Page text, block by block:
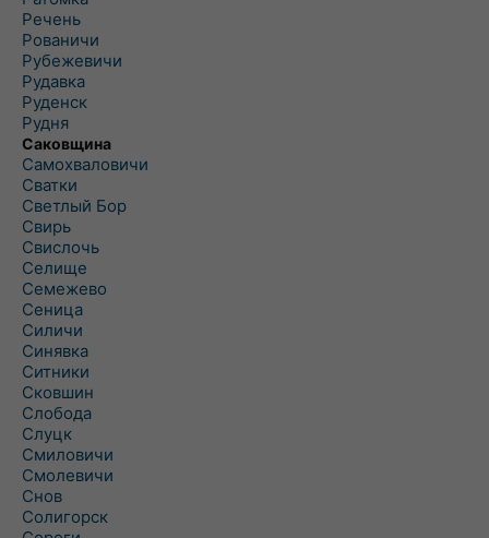
Речень
Рованичи
Рубежевичи
Рудавка
Руденск
Рудня
Саковщина
Самохваловичи
Сватки
Светлый Бор
Свирь
Свислочь
Селище
Семежево
Сеница
Силичи
Синявка
Ситники
Сковшин
Слобода
Слуцк
Смиловичи
Смолевичи
Снов
Солигорск